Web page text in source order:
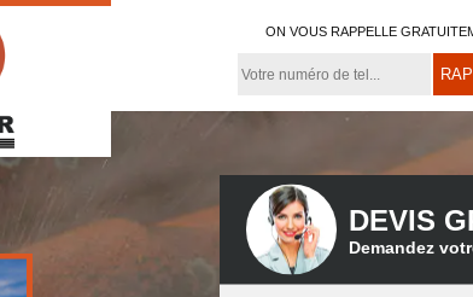
ON VOUS RAPPELLE
DEVIS
Demandez